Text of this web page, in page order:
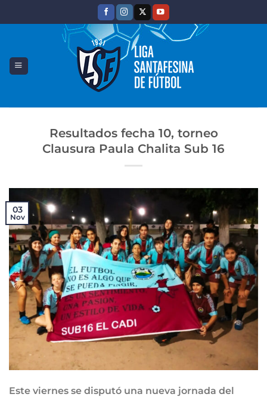
Resultados fecha 10, torneo
Clausura Paula Chalita Sub 16
03
Nov
Este viernes se disputó una nueva jornada del